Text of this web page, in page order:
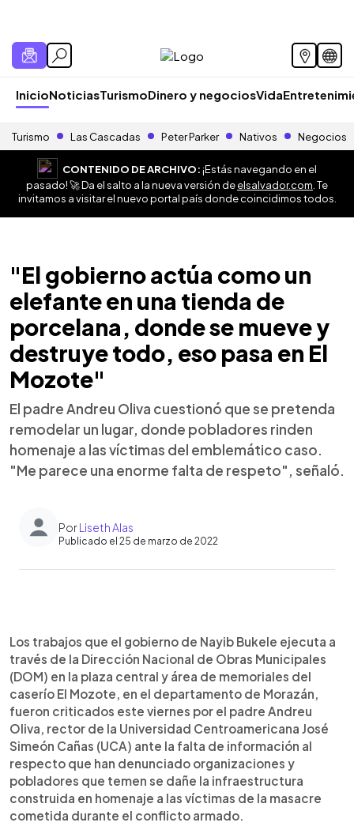
InicioNoticiasTurismoDinero y negociosVida
Turismo Las Cascadas Peter Parker Nativos Negocios
CONTENIDO DE ARCHIVO:¡Estás navegando en el
pasado! 🚀 Da el salto a la nueva versión deelsalvador.com . Te
invitamos a visitar el nuevo portal país donde coincidimos todos.
"El gobierno actúa como un
elefante en una tienda de
porcelana, donde se mueve y
destruye todo, eso pasa en El
Mozote"
El padre Andreu Oliva cuestionó que se pretenda
remodelar un lugar, donde pobladores rinden
homenaje a las víctimas del emblemático caso.
"Me parece una enorme falta de respeto", señaló.
PorLiseth Alas
Publicado el 25 de marzo de 2022
► Escuchar artículo
Los trabajos que el gobierno de Nayib Bukele ejecuta a
través de la Dirección Nacional de Obras Municipales
(DOM) en la plaza central y área de memoriales del
caserío El Mozote, en el departamento de Morazán,
fueron criticados este viernes por el padre Andreu
Oliva, rector de la Universidad Centroamericana José
Simeón Cañas (UCA) ante la falta de información al
respecto que han denunciado organizaciones y
pobladores que temen se dañe la infraestructura
construida en homenaje a las víctimas de la masacre
cometida durante el conflicto armado.